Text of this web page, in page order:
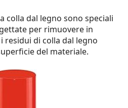
colla dal legno sono speciali
per rimuovere in
residui di colla dal legno
del materiale.